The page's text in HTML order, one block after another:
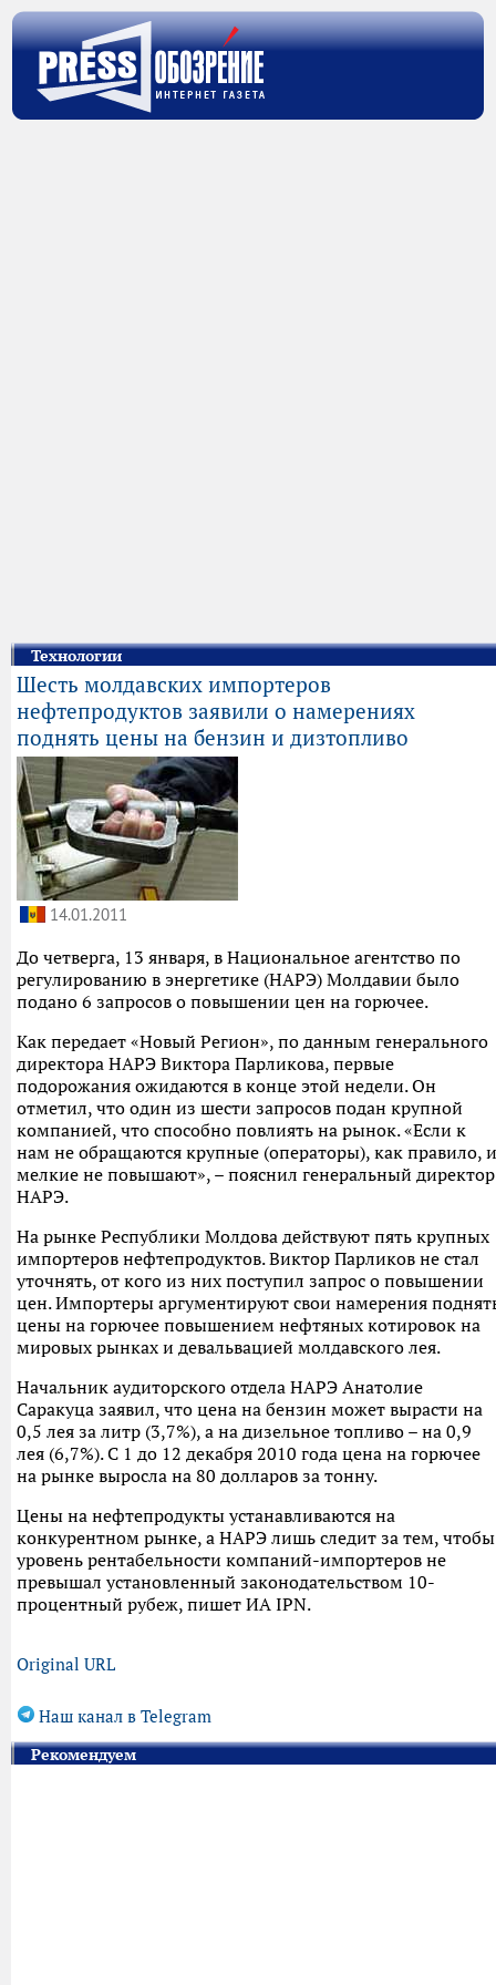
Технологии
Шесть молдавских импортеров
нефтепродуктов заявили о намерениях
поднять цены на бензин и дизтопливо
14.01.2011
До четверга, 13 января, в Национальное агентство по
регулированию в энергетике (НАРЭ) Молдавии было
подано 6 запросов о повышении цен на горючее.
Как передает «Новый Регион», по данным генерального
директора НАРЭ Виктора Парликова, первые
подорожания ожидаются в конце этой недели. Он
отметил, что один из шести запросов подан крупной
компанией, что способно повлиять на рынок. «Если к
нам не обращаются крупные (операторы), как правило, и
мелкие не повышают», – пояснил генеральный директор
НАРЭ.
На рынке Республики Молдова действуют пять крупных
импортеров нефтепродуктов. Виктор Парликов не стал
уточнять, от кого из них поступил запрос о повышении
цен. Импортеры аргументируют свои намерения
цены на горючее повышением нефтяных котировок на
мировых рынках и девальвацией молдавского лея.
Начальник аудиторского отдела НАРЭ Анатолие
Саракуца заявил, что цена на бензин может вырасти на
0,5 лея за литр (3,7%), а на дизельное топливо – на 0,9
лея (6,7%). С 1 до 12 декабря 2010 года цена на горючее
на рынке выросла на 80 долларов за тонну.
Цены на нефтепродукты устанавливаются на
конкурентном рынке, а НАРЭ лишь следит за тем, чтобы
уровень рентабельности компаний-импортеров не
превышал установленный законодательством 10-
процентный рубеж, пишет ИА IPN.
Original URL
Наш канал в Telegram
Рекомендуем